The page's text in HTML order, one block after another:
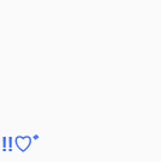
!!♡ﾞ